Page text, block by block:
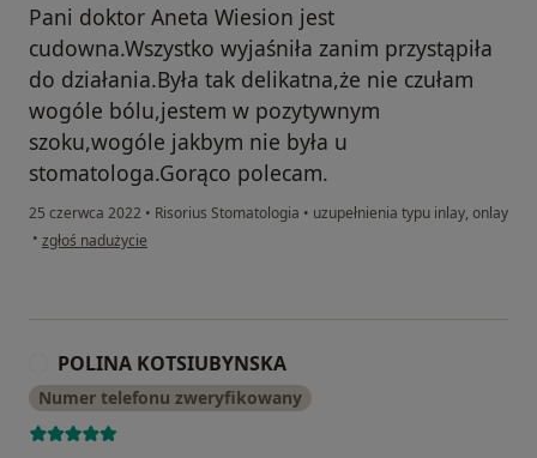
Pani doktor Aneta Wiesion jest
cudowna.Wszystko wyjaśniła zanim przystąpiła
do działania.Była tak delikatna,że nie czułam
wogóle bólu,jestem w pozytywnym
szoku,wogóle jakbym nie była u
stomatologa.Gorąco polecam.
25 czerwca 2022 • Risorius Stomatologia • uzupełnienia typu inlay, onlay
• w opinii użytkownika Aneta
zgłoś nadużycie
POLINA KOTSIUBYNSKA
Numer telefonu zweryfikowany